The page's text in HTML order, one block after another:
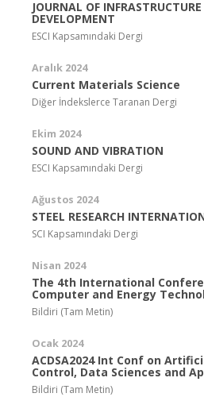
JOURNAL OF
DEVELOPMENT
ESCI Kapsamındaki Dergi
Aralık 2024
Current Materials Science
Diğer İndekslerce Taranan Dergi
Ekim 2024
SOUND AND VIBRATION
ESCI Kapsamındaki Dergi
Ağustos 2024
STEEL RESEARCH
SCI Kapsamındaki Dergi
Nisan 2024
The 4th International
Computer and Energy
Bildiri (Tam Metin)
Ocak 2024
ACDSA2024 Int Conf on
Control, Data Sciences and
Bildiri (Tam Metin)